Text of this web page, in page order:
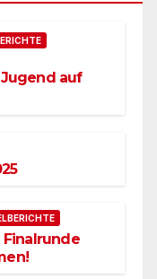
Jugend auf
Finalrunde